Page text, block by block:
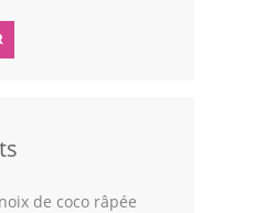
de coco râpée